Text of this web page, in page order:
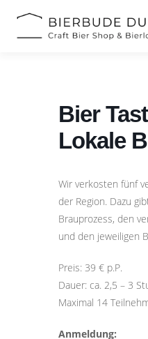
Inhalt
KONTAKT
Bier
Lokale
Wir verkosten fünf
der Region. Dazu
Brauprozess, den
und den jeweiligen
Preis: 39 € p.P.
Dauer: ca. 2,5 – 3
Maximal 14
Anmeldung: